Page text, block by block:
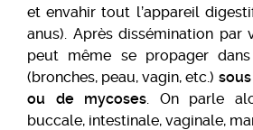
et envahir tout l’appareil
anus). Après dissémination par
peut même se propager
(bronches, peau, vagin, etc.)
ou de mycoses. On parle
buccale, intestinale, vaginale,